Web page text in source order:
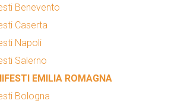
Benevento
Caserta
Napoli
Salerno
EMILIA ROMAGNA
Bologna